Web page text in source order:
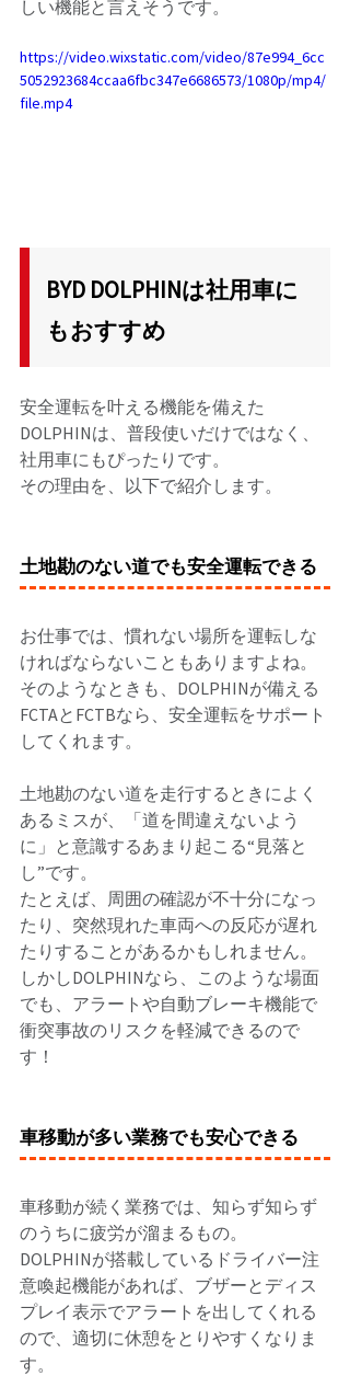
しい機能と言えそうです。
https://video.wixstatic.com/video/87e994_6cc
5052923684ccaa6fbc347e6686573/1080p/mp4/
file.mp4
BYD DOLPHINは社用車に
もおすすめ
安全運転を叶える機能を備えた
DOLPHINは、普段使いだけではなく、
社用車にもぴったりです。
その理由を、以下で紹介します。
土地勘のない道でも安全運転できる
お仕事では、慣れない場所を運転しな
ければならないこともありますよね。
そのようなときも、DOLPHINが備える
FCTAとFCTBなら、安全運転をサポート
してくれます。
土地勘のない道を走行するときによく
あるミスが、「道を間違えないよう
に」と意識するあまり起こる“見落と
し”です。
たとえば、周囲の確認が不十分になっ
たり、突然現れた車両への反応が遅れ
たりすることがあるかもしれません。
しかしDOLPHINなら、このような場面
でも、アラートや自動ブレーキ機能で
衝突事故のリスクを軽減できるので
す！
車移動が多い業務でも安心できる
車移動が続く業務では、知らず知らず
のうちに疲労が溜まるもの。
DOLPHINが搭載しているドライバー注
意喚起機能があれば、ブザーとディス
プレイ表示でアラートを出してくれる
ので、適切に休憩をとりやすくなりま
す。